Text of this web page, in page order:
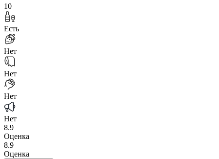
10
Есть
Нет
Нет
Нет
Нет
8.9
Оценка
8.9
Оценка